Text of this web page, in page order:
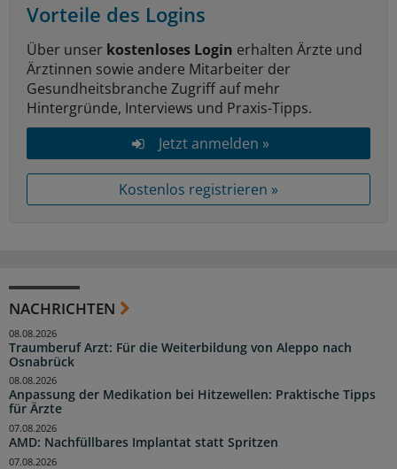
Vorteile des Logins
Über unser kostenloses Login erhalten Ärzte und
Ärztinnen sowie andere Mitarbeiter der
Gesundheitsbranche Zugriff auf mehr
Hintergründe, Interviews und Praxis-Tipps.
Jetzt anmelden »
Kostenlos registrieren »
NACHRICHTEN
Traumberuf Arzt: Für die Weiterbildung von Aleppo nach
Osnabrück
08.08.2026
Anpassung der Medikation bei Hitzewellen: Praktische Tipps
für Ärzte
08.08.2026
AMD: Nachfüllbares Implantat statt Spritzen
07.08.2026
07.08.2026